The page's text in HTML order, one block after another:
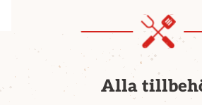
Alla